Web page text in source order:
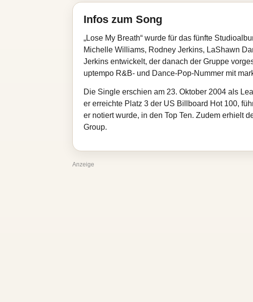
Infos zum Song
„Lose My Breath“ wurde für das fünfte
Michelle Williams, Rodney Jerkins, LaShawn
Jerkins entwickelt, der danach der Gruppe
uptempo R&B- und Dance-Pop-Nummer mit
Die Single erschien am 23. Oktober 2004 als
er erreichte Platz 3 der US Billboard Hot 100,
er notiert wurde, in den Top Ten. Zudem erhielt
Group.
Anzeige